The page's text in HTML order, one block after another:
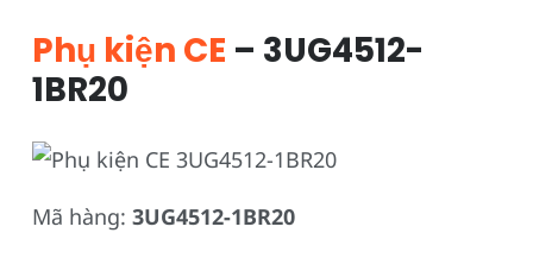
Phụ kiện CE – 3UG4512-
1BR20
Mã hàng: 3UG4512-1BR20